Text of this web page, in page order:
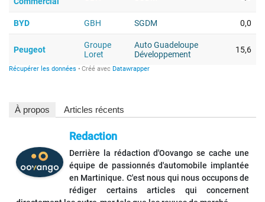
À propos Articles récents
Redaction
Derrière la rédaction d'Oovango se cache une
équipe de passionnés d'automobile implantée
en Martinique. C'est nous qui nous occupons de
rédiger certains articles qui concernent